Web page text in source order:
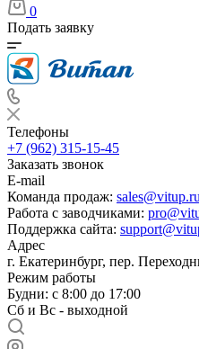
0
Подать заявку
Телефоны
+7 (962) 315-15-45
Заказать звонок
E-mail
Команда продаж: sales@vitup.ru
Работа с заводчиками:
Поддержка сайта:
Адрес
г. Екатеринбург, пер.
Режим работы
Будни: с 8:00 до 17:00
Сб и Вс - выходной